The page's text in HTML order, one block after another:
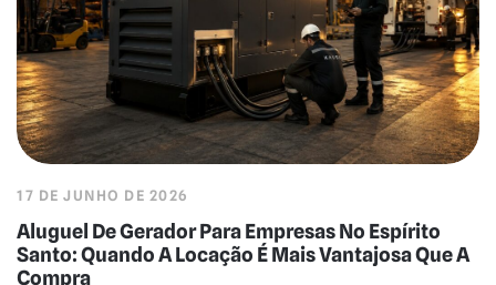
17 DE JUNHO DE 2026
Aluguel De Gerador Para Empresas No Espírito
Santo: Quando A Locação É Mais Vantajosa Que A
Compra